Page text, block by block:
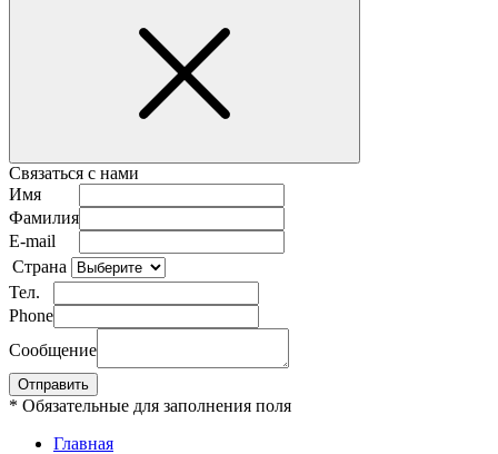
Связаться с нами
Имя
Фамилия
E-mail
Страна
Тел.
Phone
Сообщение
* Обязательные для заполнения поля
Главная